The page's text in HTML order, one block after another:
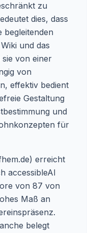
zu
dies, dass
begleitenden
und das
sie von einer
von
effektiv bedient
Gestaltung
und
für
) erreicht
accessibleAI
von 87 von
Maß an
belegt